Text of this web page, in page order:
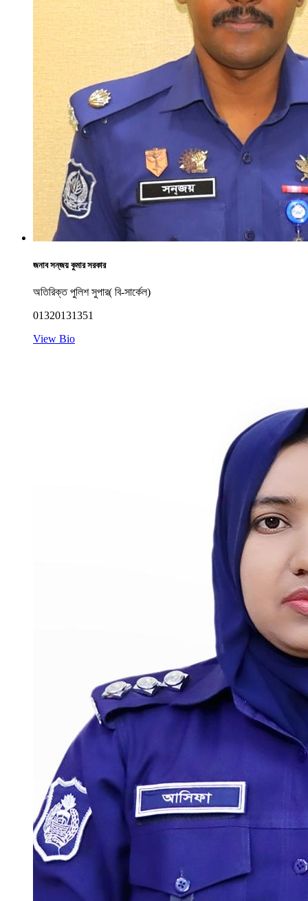
জনাব সন্‌জয় কুমার সরকার
অতিরিক্ত পুলিশ সুপার( বি-সার্কেল)
01320131351
View Bio